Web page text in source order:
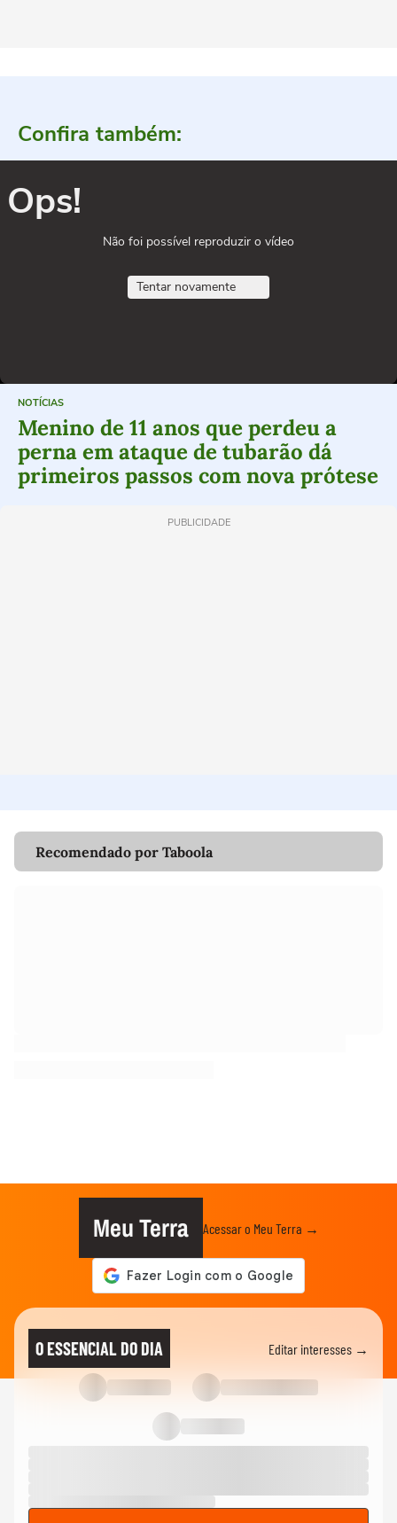
Confira também:
Ops!
Não foi possível reproduzir o vídeo
Tentar novamente
NOTÍCIAS
Menino de 11 anos que perdeu a
perna em ataque de tubarão dá
primeiros passos com nova prótese
PUBLICIDADE
Recomendado por Taboola
Meu Terra Acessar o Meu Terra →
O ESSENCIAL DO DIA Editar interesses →